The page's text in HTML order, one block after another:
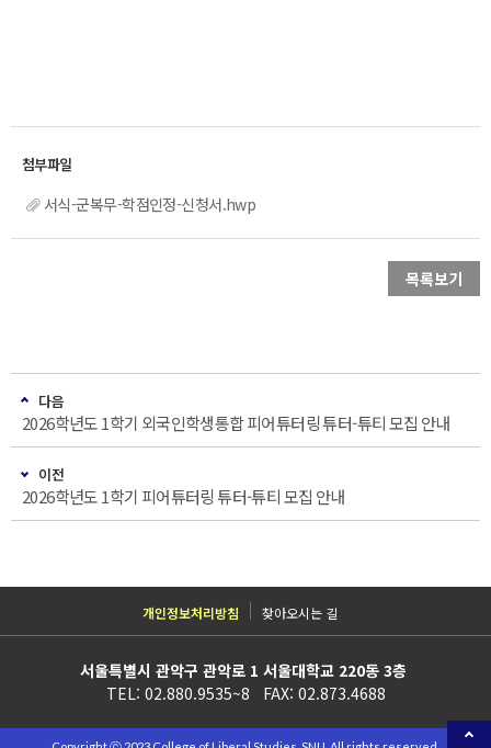
서식-군복무-학점인정-신청서.hwp
목록보기
다음
2026학년도 1학기 외국인학생통합 피어튜터링 튜터-튜티 모집 안내
이전
2026학년도 1학기 피어튜터링 튜터-튜티 모집 안내
개인정보처리방침 찾아오시는 길
서울특별시 관악구 관악로 1 서울대학교 220동 3층
TEL: 02.880.9535~8 FAX: 02.873.4688